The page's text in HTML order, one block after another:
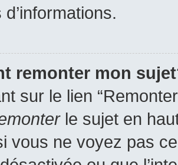
remonter mon
sur le lien
le sujet en
vous ne voyez pas